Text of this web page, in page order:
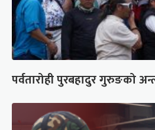
पर्वतारोही पुरबहादुर गुरुङको